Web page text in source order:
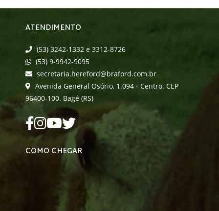
ATENDIMENTO
(53) 3242-1332 e 3312-8726
(53) 9-9942-9095
secretaria.hereford@braford.com.br
Avenida General Osório, 1.094 - Centro. CEP
96400-100. Bagé (RS)
COMO CHEGAR